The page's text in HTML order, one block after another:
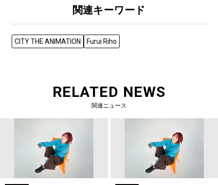
関連キーワード
CITY THE ANIMATION Furui Riho
RELATED NEWS
関連ニュース